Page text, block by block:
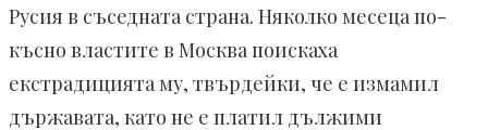
Русия в съседната страна. Няколко месеца по-
късно властите в Москва поискаха
екстрадицията му, твърдейки, че е измамил
държавата, като не е платил дължими